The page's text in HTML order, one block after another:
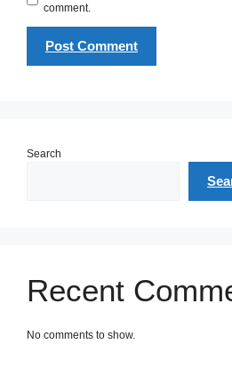
comment.
Search
Recent
No comments to show.